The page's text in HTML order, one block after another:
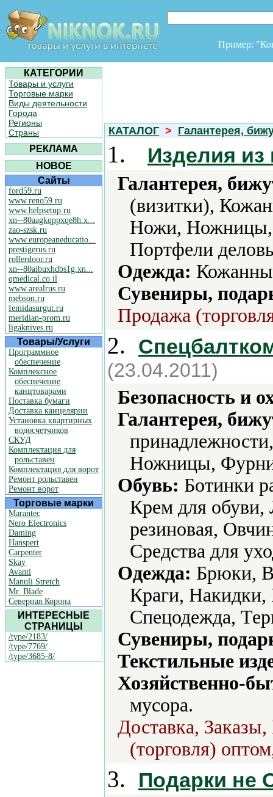
Пример:
КАТЕГОРИИ
Товары и услуги
Торговые марки
Виды деятельности
Города
Регионы
Страны
РЕКЛАМА
НОВОЕ
Сайты
ford59.ru
www.reno59.ru
www.helpsetup.ru
xn--80aagkqppxqe8h.x...
zao-szsk.ru
www.europeaneducatio...
prestigerus.ru
rollerdoor.ru
xn--80aibuxhdbs1g.xn...
qmedical.co.il
www.arealrus.ru
mebson.ru
femidasurgut.ru
meridian-prom.ru
ligaknives.ru
Товары/Услуги
Программное
обеспечение
Комплексное
обеспечение
канцтоварами
Поставка бумаги
Доставка канцелярии
Установка квартирных
водосчетчиков
СКУД
Комплектация для
рольставен
Комплектация для ворот
Ремонт рольставен
Ремонт ворот
Торговые марки
Marantec
Nero Electronics
Daming
Hanspert
Carpenter
Skay
Avanti
Manuli Stretch
Mr. Blade
Северная Корона
ИНТЕРЕСНЫЕ
СТРАНИЦЫ
/type/2183/
/type/7769/
/type/3685-8/
КАТАЛОГ > Галантерея,
1. Изделия из
Галантерея,
(визитки),
Ножи, Ножницы,
Портфели
Одежда:
Сувениры,
Продажа
2.
(23.04.2011)
Безопасность и
Галантерея,
Ножницы,
Обувь: Ботинки
Крем для обуви,
резиновая,
Средства для
Одежда: Брюки,
Краги,
Спецодежда,
Сувениры,
Текстильные
Хозяйственно-
мусора.
Доставка,
(торговля)
3. Подарки не